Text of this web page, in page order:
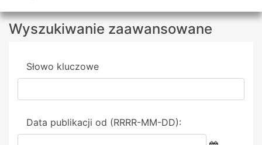
Wyszukiwanie zaawansowane
Wyszukiwarka
Słowo kluczowe
Data publikacji od (RRRR-MM-DD):